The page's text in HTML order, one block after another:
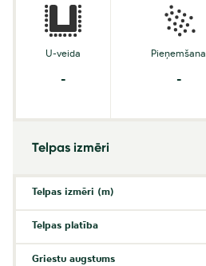
U-veida
-
Pieņemšana
-
Telpas izmēri
Telpas izmēri (m)
Telpas platība
Griestu augstums